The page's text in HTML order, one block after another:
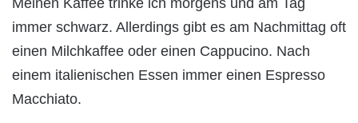
Meinen Kaffee trinke ich morgens und am Tag
immer schwarz. Allerdings gibt es am Nachmittag oft
einen Milchkaffee oder einen Cappucino. Nach
einem italienischen Essen immer einen Espresso
Macchiato.